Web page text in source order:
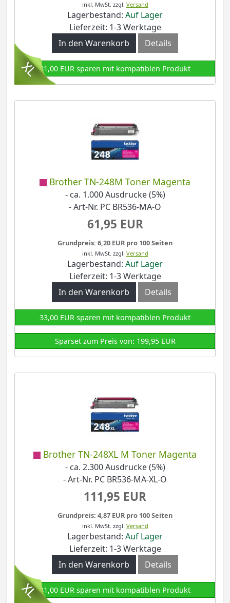
inkl. MwSt. zzgl. Versand
Lagerbestand: Auf Lager
Lieferzeit: 1-3 Werktage
In den Warenkorb
Details
81,00 EUR sparen mit kompatiblen Produkt
Brother TN-248M Toner Magenta
- ca. 1.000 Ausdrucke (5%)
- Art-Nr. PC BR536-MA-O
61,95 EUR
Grundpreis: 6,20 EUR pro 100 Seiten
inkl. MwSt. zzgl. Versand
Lagerbestand: Auf Lager
Lieferzeit: 1-3 Werktage
In den Warenkorb
Details
33,00 EUR sparen mit kompatiblen Produkt
Sparset zum Preis von: 199,95 EUR
Brother TN-248XL M Toner Magenta
- ca. 2.300 Ausdrucke (5%)
- Art-Nr. PC BR536-MA-XL-O
111,95 EUR
Grundpreis: 4,87 EUR pro 100 Seiten
inkl. MwSt. zzgl. Versand
Lagerbestand: Auf Lager
Lieferzeit: 1-3 Werktage
In den Warenkorb
Details
81,00 EUR sparen mit kompatiblen Produkt